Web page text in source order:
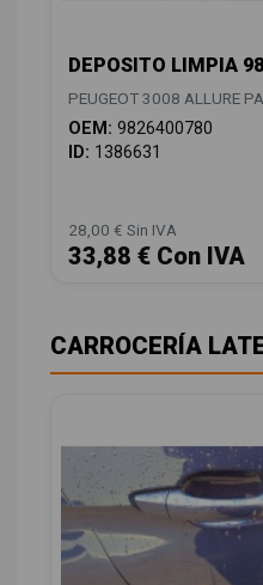
DEPOSITO LIMPIA
PEUGEOT 3008 ALLURE
OEM: 9826400780
ID: 1386631
28,00 € Sin IVA
33,88 € Con IVA
CARROCERÍA